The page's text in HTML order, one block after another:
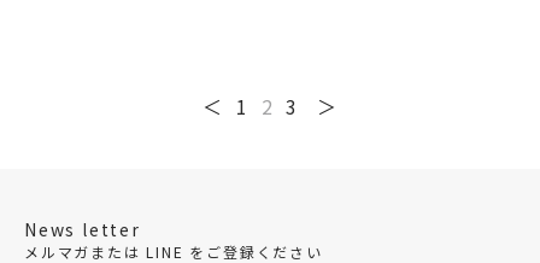
＜ 1 2 3 ＞
News letter
メルマガまたは LINE をご登録ください